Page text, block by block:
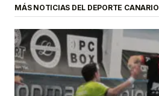
MÁS NOTICIAS DEL DEPORTE CANARIO